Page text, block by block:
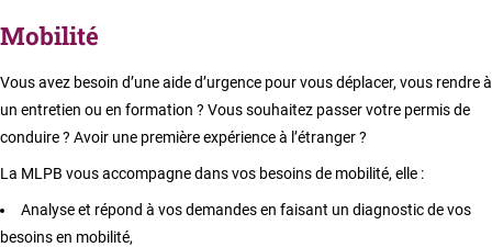
Mobilité
Vous avez besoin d’une aide d’urgence pour vous déplacer, vous rendre à
un entretien ou en formation ? Vous souhaitez passer votre permis de
conduire ? Avoir une première expérience à l’étranger ?
La MLPB vous accompagne dans vos besoins de mobilité, elle :
Analyse et répond à vos demandes en faisant un diagnostic de vos
besoins en mobilité,